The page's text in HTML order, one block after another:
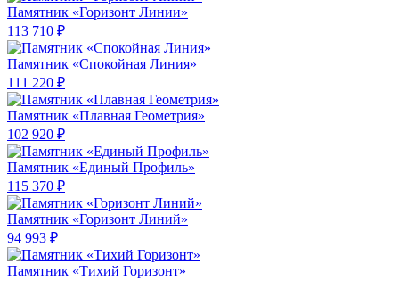
Памятник «Горизонт Линии»
113 710 ₽
Памятник «Спокойная Линия»
111 220 ₽
Памятник «Плавная Геометрия»
102 920 ₽
Памятник «Единый Профиль»
115 370 ₽
Памятник «Горизонт Линий»
94 993 ₽
Памятник «Тихий Горизонт»